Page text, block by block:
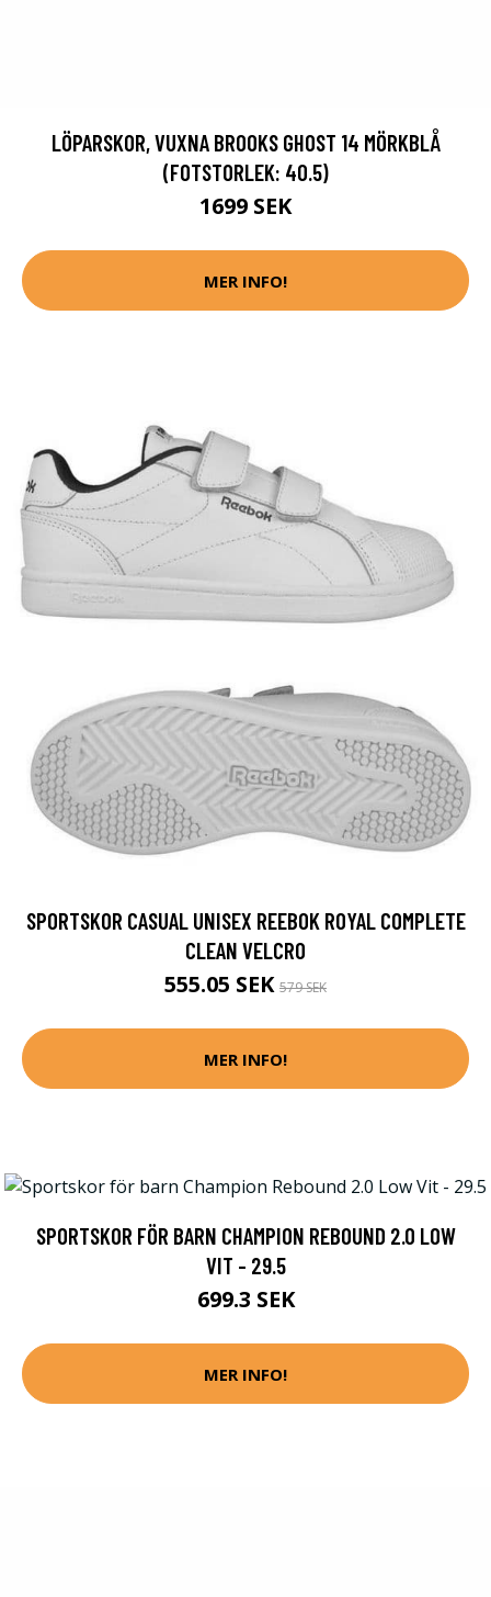
LÖPARSKOR, VUXNA BROOKS GHOST 14 MÖRKBLÅ
(FOTSTORLEK: 40.5)
1699 SEK
MER INFO!
SPORTSKOR CASUAL UNISEX REEBOK ROYAL COMPLETE
CLEAN VELCRO
555.05 SEK 579 SEK
MER INFO!
SPORTSKOR FÖR BARN CHAMPION REBOUND 2.0 LOW
VIT - 29.5
699.3 SEK
MER INFO!